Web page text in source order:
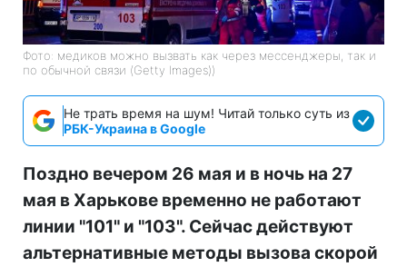
Фото: медиков можно вызвать как через мессенджеры, так и
по обычной связи (Getty Images))
Не трать время на шум! Читай только суть из
РБК-Украина в Google
Поздно вечером 26 мая и в ночь на 27
мая в Харькове временно не работают
линии "101" и "103". Сейчас действуют
альтернативные методы вызова скорой